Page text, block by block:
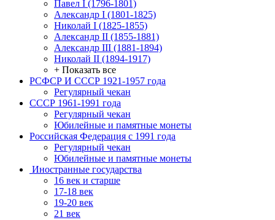
Павел I (1796-1801)
Александр I (1801-1825)
Николай I (1825-1855)
Александр II (1855-1881)
Александр III (1881-1894)
Николай II (1894-1917)
+ Показать все
РСФСР И СССР 1921-1957 года
Регулярный чекан
СССР 1961-1991 года
Регулярный чекан
Юбилейные и памятные монеты
Российская Федерация с 1991 года
Регулярный чекан
Юбилейные и памятные монеты
Иностранные государства
16 век и старше
17-18 век
19-20 век
21 век